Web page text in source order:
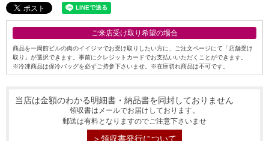
ご来店受け取り希望の場合
商品を一周館ビルの肉のイイジマでお受け取りしたい方に、ご注文ページにて「店舗受け
取り」が選択できます。事前にクレジットカードでお支払いいただくことができます。
※冷凍商品は保冷バッグを必ずご持参下さいませ。※在庫切れ商品は不可です。
当店は金額のわかる明細書・納品書を同封しておりません
領収書はメールでお届けしております。
郵送は有料となりますのでご注意下さいませ
＞領収書発行について